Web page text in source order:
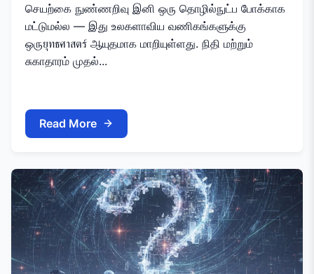
செயற்கை நுண்ணறிவு இனி ஒரு தொழில்நுட்ப போக்காக
மட்டுமல்ல — இது உலகளாவிய வணிகங்களுக்கு
ஒருยุทธศาสตร์ ஆயுதமாக மாறியுள்ளது. நிதி மற்றும்
சுகாதாரம் முதல்...
Read More